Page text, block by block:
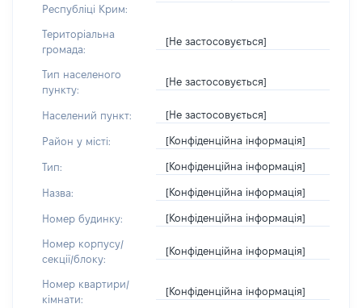
Республіці Крим:
Територіальна
громада:
[Не застосовується]
Тип населеного
пункту:
[Не застосовується]
Населений пункт: [Не застосовується]
Район у місті: [Конфіденційна інформація]
Тип: [Конфіденційна інформація]
Назва: [Конфіденційна інформація]
Номер будинку: [Конфіденційна інформація]
Номер корпусу/
секції/блоку:
[Конфіденційна інформація]
Номер квартири/
кімнати:
[Конфіденційна інформація]